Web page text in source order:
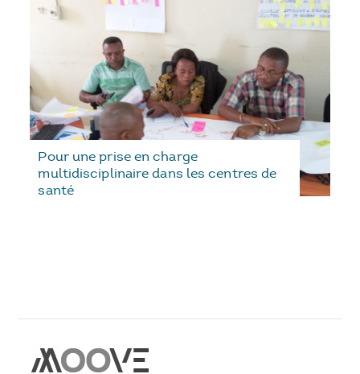
Pour une prise en charge
multidisciplinaire dans les centres de
santé